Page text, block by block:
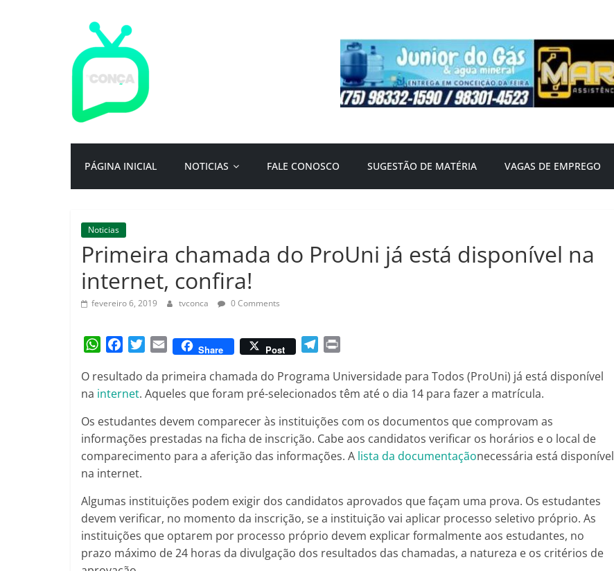
TV
Conça
portal
de
da
cidade
ternura
Por:
Isac
PÁGINA INICIAL NOTICIAS FALE CONOSCO SUGESTÃO DE MATÉRIA VAGAS DE EMPREGO
Noticias
Primeira chamada do ProUni já está disponível na
internet, confira!
fevereiro 6, 2019 tvconca 0 Comments
W
a
t
A
p
p
c
e
o
o
k
i
t
e
r
E
a
i
Share Post
l
e
r
a
m
i
n
O resultado da primeira chamada do Programa Universidade para Todos (ProUni) já está disponível
na internet. Aqueles que foram pré-selecionados têm até o dia 14 para fazer a matrícula.
Os estudantes devem comparecer às instituições com os documentos que comprovam as
informações prestadas na ficha de inscrição. Cabe aos candidatos verificar os horários e o local de
comparecimento para a aferição das informações. A lista da documentaçãonecessária está disponível
na internet.
Algumas instituições podem exigir dos candidatos aprovados que façam uma prova. Os estudantes
devem verificar, no momento da inscrição, se a instituição vai aplicar processo seletivo próprio. As
instituições que optarem por processo próprio devem explicar formalmente aos estudantes, no
prazo máximo de 24 horas da divulgação dos resultados das chamadas, a natureza e os critérios de